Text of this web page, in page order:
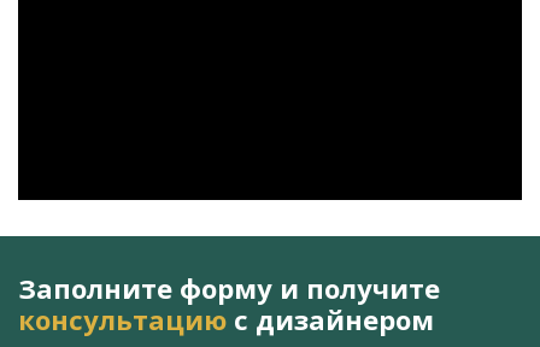
Заполните форму и получите
консультацию с дизайнером